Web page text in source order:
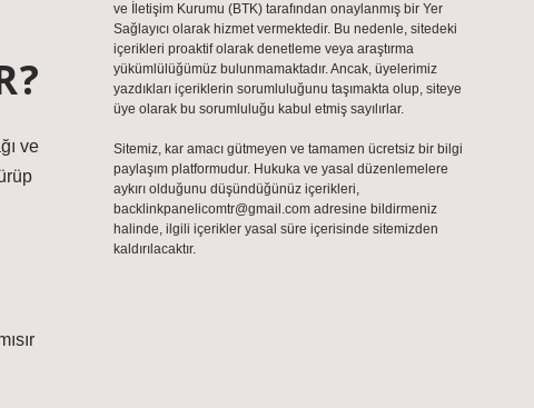
ve
ve İletişim Kurumu (BTK) tarafından onaylanmış bir Yer
Sağlayıcı olarak hizmet vermektedir. Bu nedenle, sitedeki
içerikleri proaktif olarak denetleme veya araştırma
yükümlülüğümüz bulunmamaktadır. Ancak, üyelerimiz
yazdıkları içeriklerin sorumluluğunu taşımakta olup, siteye
üye olarak bu sorumluluğu kabul etmiş sayılırlar.
Sitemiz, kar amacı gütmeyen ve tamamen ücretsiz bir bilgi
paylaşım platformudur. Hukuka ve yasal düzenlemelere
aykırı olduğunu düşündüğünüz içerikleri,
backlinkpanelicomtr@gmail.comadresine bildirmeniz
halinde, ilgili içerikler yasal süre içerisinde sitemizden
kaldırılacaktır.